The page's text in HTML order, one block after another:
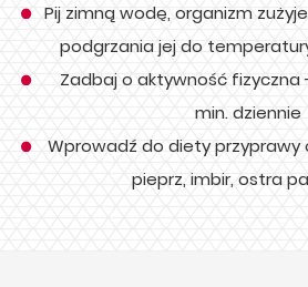
Pij zimną wodę, organizm
podgrzania jej do
Zadbaj o aktywność fizyczna
min. dziennie
Wprowadź do diety przyprawy
pieprz, imbir, ostra